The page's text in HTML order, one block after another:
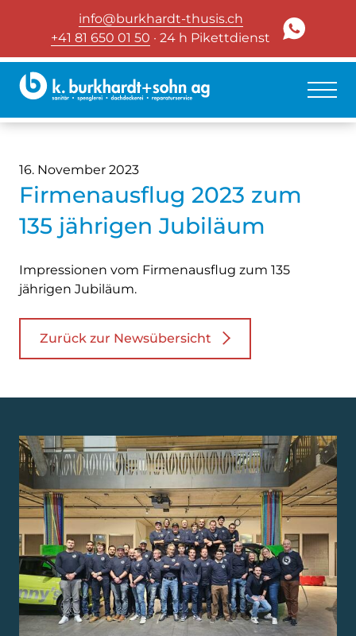
info@burkhardt-thusis.ch
+41 81 650 01 50 · 24 h Pikettdienst
16. November 2023
Firmenausflug 2023 zum
135 jährigen Jubiläum
Impressionen vom Firmenausflug zum 135
jährigen Jubiläum.
Zurück zur Newsübersicht